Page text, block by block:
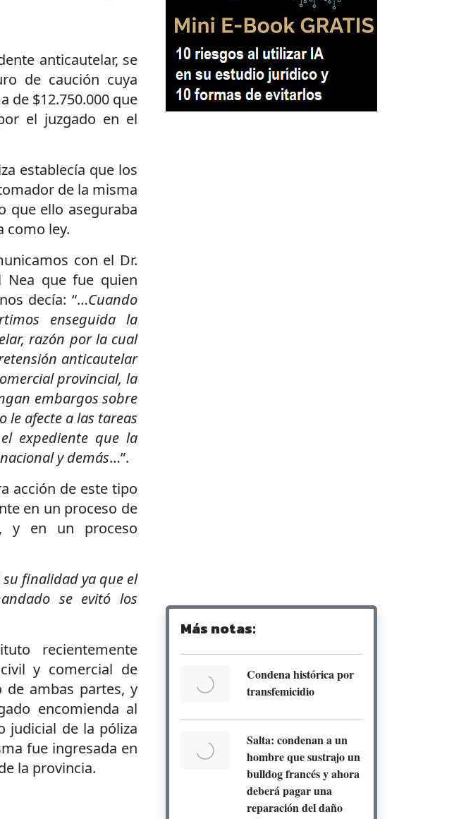
anticautelar, se
de caución cuya
de $12.750.000 que
el juzgado en el
establecía que los
de la misma
que ello aseguraba
como ley.
con el Dr.
Nea que fue quien
decía: “…Cuando
enseguida la
razón por la cual
anticautelar
provincial, la
embargos sobre
afecte a las tareas
expediente que la
y demás…”.
acción de este tipo
en un proceso de
y en un proceso
finalidad ya que el
se evitó los
recientemente
y comercial de
de ambas partes, y
encomienda al
judicial de la póliza
fue ingresada en
la provincia.
Más notas:
Condena histórica por
transfemicidio
Salta: condenan a un
hombre que sustrajo un
bulldog francés y ahora
deberá pagar una
reparación del daño